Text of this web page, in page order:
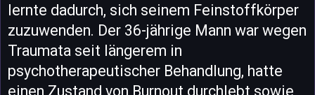
lernte dadurch, sich seinem Feinstoffkörper
zuzuwenden. Der 36-jährige Mann war wegen
Traumata seit längerem in
psychotherapeutischer Behandlung, hatte
einen Zustand von Burnout durchlebt sowie